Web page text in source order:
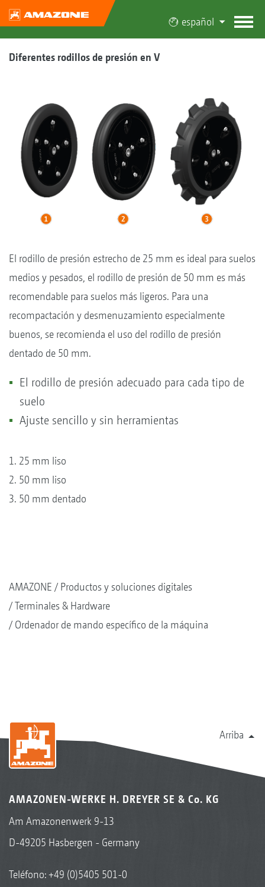
español
Diferentes rodillos de presión en V
El rodillo de presión estrecho de 25 mm es ideal para suelos
medios y pesados, el rodillo de presión de 50 mm es más
recomendable para suelos más ligeros. Para una
recompactación y desmenuzamiento especialmente
buenos, se recomienda el uso del rodillo de presión
dentado de 50 mm.
El rodillo de presión adecuado para cada tipo de
suelo
Ajuste sencillo y sin herramientas
1. 25 mm liso
2. 50 mm liso
3. 50 mm dentado
AMAZONE
Productos y soluciones digitales
Terminales & Hardware
Ordenador de mando específico de la máquina
Arriba
AMAZONEN-WERKE H. DREYER SE & Co. KG
Am Amazonenwerk 9-13
D-49205 Hasbergen - Germany
Teléfono:+49 (0)5405 501-0